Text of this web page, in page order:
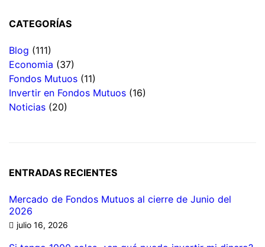
CATEGORÍAS
Blog (111)
Economia (37)
Fondos Mutuos (11)
Invertir en Fondos Mutuos (16)
Noticias (20)
ENTRADAS RECIENTES
Mercado de Fondos Mutuos al cierre de Junio del
2026
julio 16, 2026